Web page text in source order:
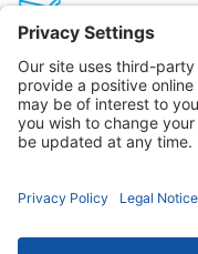
Exención de responsabilidad